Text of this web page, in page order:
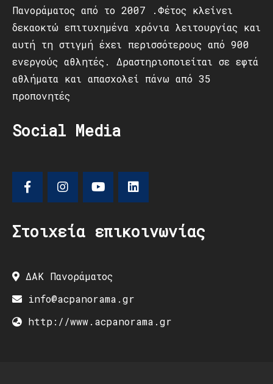
Πανοράματος από το 2007 .Φέτος κλείνει
δεκαοκτώ επιτυχημένα χρόνια λειτουργίας και
αυτή τη στιγμή έχει περισσότερους από 900
ενεργούς αθλητές. Δραστηριοποιείται σε εφτά
αθλήματα και απασχολεί πάνω από 35
προπονητές
Social Media
Στοιχεία επικοινωνίας
ΔΑΚ Πανοράματος
info@acpanorama.gr
http://www.acpanorama.gr